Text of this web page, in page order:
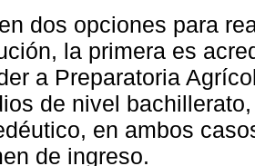
dos opciones para
la primera es
a Preparatoria
de nivel
en ambos
de ingreso.